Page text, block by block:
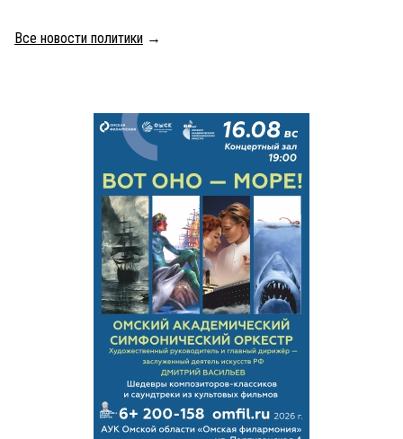
Все новости политики →